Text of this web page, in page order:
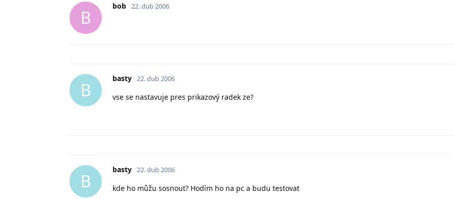
B
bob 22. dub 2006
B
basty 22. dub 2006
vse se nastavuje pres prikazový radek ze?
B
basty 22. dub 2006
kde ho můžu sosnout? Hodím ho na pc a budu testovat